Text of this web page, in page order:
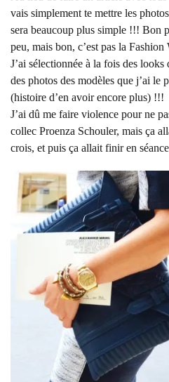
vais simplement te mettre les
sera beaucoup plus simple !!! Bon
peu, mais bon, c’est pas la
J’ai sélectionnée à la fois des
des photos des modèles que j’ai le
(histoire d’en avoir encore plus) !!!
J’ai dû me faire violence pour ne
collec Proenza Schouler, mais ça
crois, et puis ça allait finir en